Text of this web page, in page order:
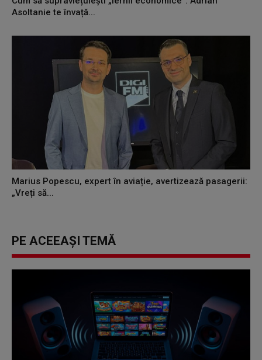
Asoltanie te învață...
Marius Popescu, expert în aviație, avertizează pasagerii:
„Vreți să...
PE ACEEAȘI TEMĂ